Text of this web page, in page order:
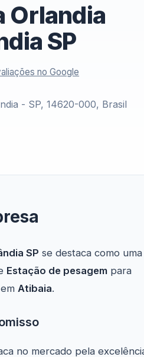
Orlandia
SP
no Google
- SP, 14620-000, Brasil
SP se destaca como uma
Estação de pesagem para
Atibaia.
no mercado pela